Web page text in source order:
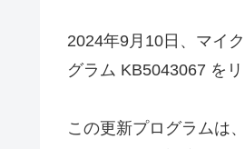
2024年9月10日、マイ
グラム KB5043067 をリ
この更新プログラムは